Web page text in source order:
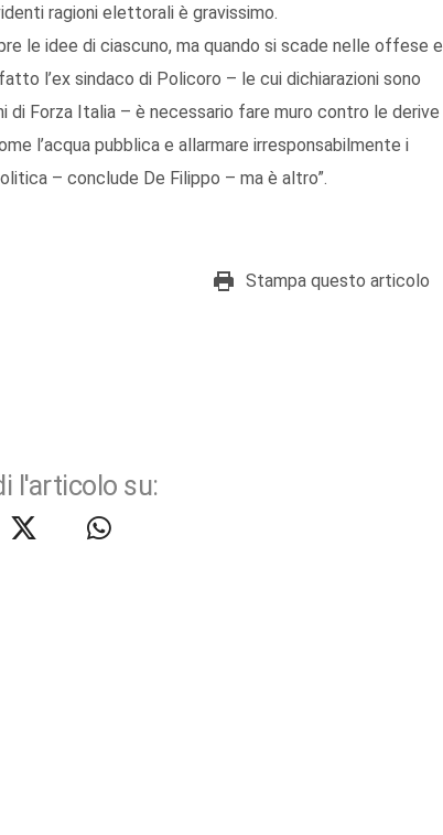
ragioni elettorali è gravissimo.
le idee di ciascuno, ma quando si scade nelle offese e
l’ex sindaco di Policoro – le cui dichiarazioni sono
Forza Italia – è necessario fare muro contro le derive
l’acqua pubblica e allarmare irresponsabilmente i
– conclude De Filippo – ma è altro”.
Stampa questo articolo
l'articolo su: